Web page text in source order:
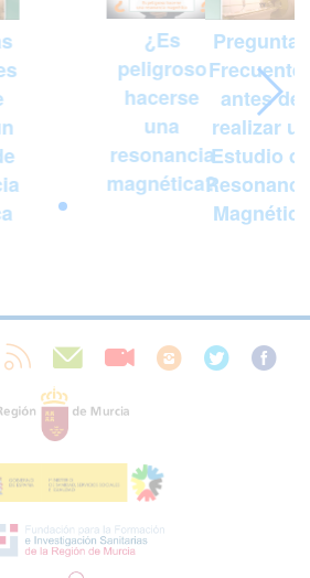
¿Es
peligroso
hacerse
una
resonancia
magnética?
Preguntas
antes de
realizar un
Estudio
Magnética